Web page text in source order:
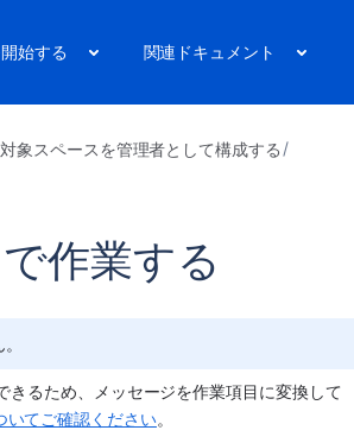
始する 関連ドキュメント
象スペースを管理者として構成する
作業する
きるため、メッセージを作業項目に変換して
いてご確認ください。